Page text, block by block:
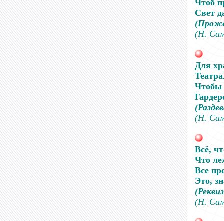
Чтоб
Свет
(Н.
Для
Чтобы
(Н.
Всё,
Что
Все
Это,
(Н.